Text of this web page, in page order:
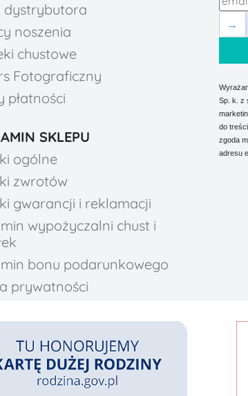
dystrybutora
noszenia
chustowe
Fotograficzny
płatności
SKLEPU
ogólne
zwrotów
gwarancji i reklamacji
wypożyczalni chust i
bonu podarunkowego
prywatności
→
Sp. k. z
do
zgoda
adresu